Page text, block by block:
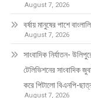
August 7, 2026
বর্ষায় মানুষের পাশে
August 7, 2026
সাংবাদিক নির্যাতন-
টেলিভিশনের সাংবাদিক
করে পিটালো বিএনপি-
August 7, 2026